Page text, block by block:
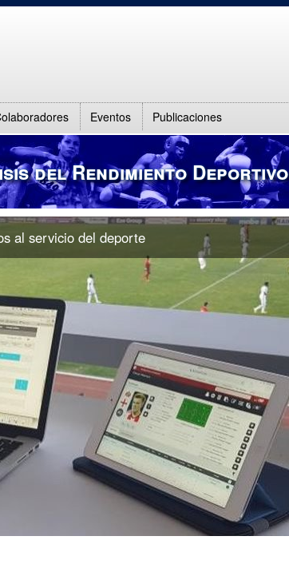
Eventos Publicaciones
del Rendimiento Deportivo
análisis deportivo único